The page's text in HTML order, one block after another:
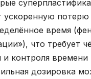
потерю
время
что требует
и контроля времени
дозировка